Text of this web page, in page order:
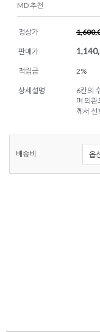
MD 추천
정상가
판매가
적립금 2%
상세설명
6칸의
며 외관
께서
배송비